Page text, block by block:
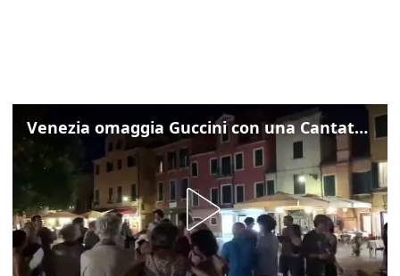
Venezia omaggia Guccini con una Cantata Anarchica in campo Santa Margherita